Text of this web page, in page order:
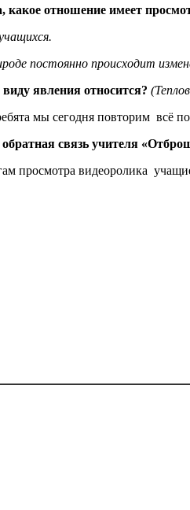
какое отношение имеет
постоянно происходит
явления относится?
мы сегодня повторим всё
обратная связь учителя
просмотра видеоролика